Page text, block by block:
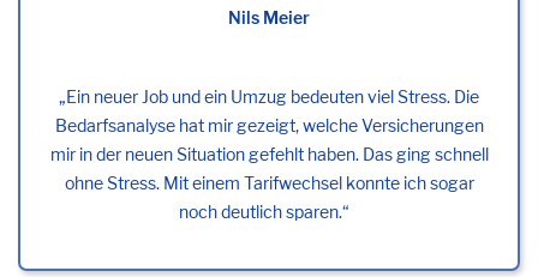
Ein neuer Job und ein Umzug bedeuten viel Stress. Die
Bedarfsanalyse hat mir gezeigt, welche Versicherungen
mir in der neuen Situation gefehlt haben. Das ging schnell
ohne Stress. Mit einem Tarifwechsel konnte ich sogar
noch deutlich sparen.
Nils Meier